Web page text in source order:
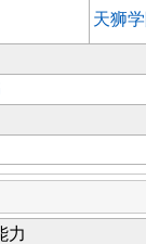
天狮
力